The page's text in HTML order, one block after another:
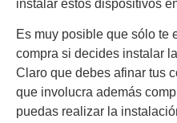
instalar estos dispositivos
Es muy posible que sólo te
compra si decides instalar
Claro que debes afinar tus
que involucra además
puedas realizar la